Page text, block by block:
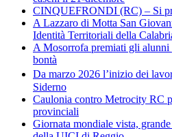
CINQUEFRONDI (RC) – Si
A Lazzaro di Motta San
Identità Territoriali della
A Mosorrofa premiati gli
bontà
Da marzo 2026 l’inizio dei
Siderno
Caulonia contro Metrocity RC
provinciali
Giornata mondiale vista,